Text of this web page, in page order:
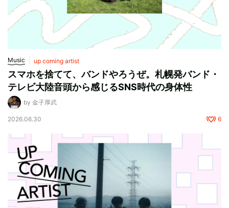
Music up coming artist
スマホを捨てて、バンドやろうぜ。札幌発バンド・
テレビ大陸音頭から感じるSNS時代の身体性
by 金子厚武
2026.06.30 6